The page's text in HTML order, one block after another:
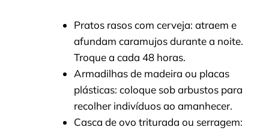
Pratos rasos com cerveja: atraem e
afundam caramujos durante a noite.
Troque a cada 48 horas.
Armadilhas de madeira ou placas
plásticas: coloque sob arbustos para
recolher indivíduos ao amanhecer.
Casca de ovo triturada ou serragem: